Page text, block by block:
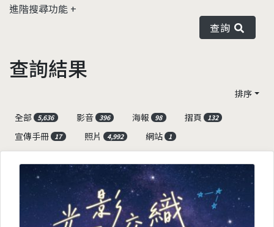
進階搜尋功能
查詢
查詢結果
排序
全部
5,636 影音 396 海報 98 摺頁 132
宣傳手冊 17 照片 4,992 網站 1